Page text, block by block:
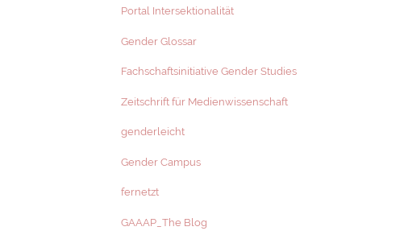
Portal Intersektionalität
Gender Glossar
Fachschaftsinitiative Gender Studies
Zeitschrift für Medienwissenschaft
genderleicht
Gender Campus
fernetzt
GAAAP_The Blog